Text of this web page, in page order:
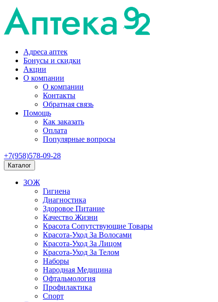
Адреса аптек
Бонусы и скидки
Акции
О компании
О компании
Контакты
Обратная связь
Помощь
Как заказать
Оплата
Популярные вопросы
+7(958)578-09-28
Каталог
ЗОЖ
Гигиена
Диагностика
Здоровое Питание
Качество Жизни
Красота Сопутствующие Товары
Красота-Уход За Волосами
Красота-Уход За Лицом
Красота-Уход За Телом
Наборы
Народная Медицина
Офтальмология
Профилактика
Спорт